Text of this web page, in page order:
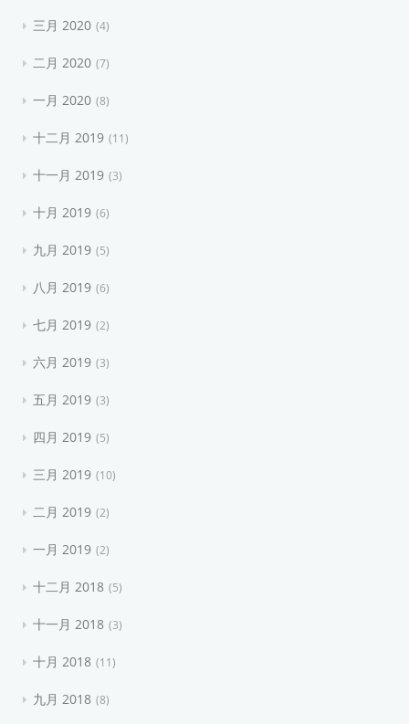
三月 2020 4
二月 2020 7
一月 2020 8
十二月 2019 11
十一月 2019 3
十月 2019 6
九月 2019 5
八月 2019 6
七月 2019 2
六月 2019 3
五月 2019 3
四月 2019 5
三月 2019 10
二月 2019 2
一月 2019 2
十二月 2018 5
十一月 2018 3
十月 2018 11
九月 2018 8